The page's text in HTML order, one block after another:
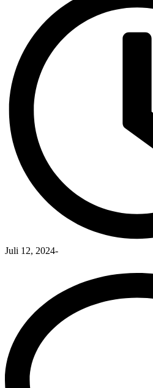
Juli 12, 2024-